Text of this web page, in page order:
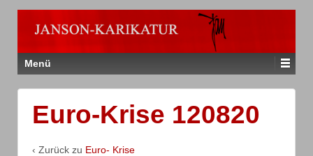
Menü
Euro-Krise 120820
‹ Zurück zu Euro- Krise